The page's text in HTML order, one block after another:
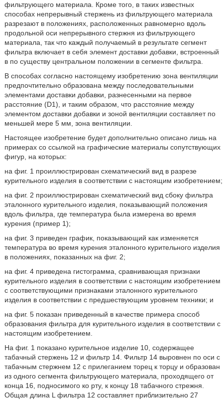
фильтрующего материала. Кроме того, в таких известных
способах непрерывный стержень из фильтрующего материала
разрезают в положениях, расположенных равномерно вдоль
продольной оси непрерывного стержня из фильтрующего
материала, так что каждый получаемый в результате сегмент
фильтра включает в себя элемент доставки добавки, встроенный
в по существу центральном положении в сегменте фильтра.
В способах согласно настоящему изобретению зона вентиляции
предпочтительно образована между последовательными
элементами доставки добавки, разнесенными на первое
расстояние (D1), и таким образом, что расстояние между
элементом доставки добавки и зоной вентиляции составляет по
меньшей мере 5 мм, зона вентиляции.
Настоящее изобретение будет дополнительно описано лишь на
примерах со ссылкой на графические материалы сопутствующих
фигур, на которых:
на фиг. 1 проиллюстрирован схематический вид в разрезе
курительного изделия в соответствии с настоящим изобретением;
на фиг. 2 проиллюстрирован схематический вид сбоку фильтра
эталонного курительного изделия, показывающий положения
вдоль фильтра, где температура была измерена во время
курения (пример 1);
на фиг. 3 приведен график, показывающий как изменяется
температура во время курения эталонного курительного изделия
в положениях, показанных на фиг. 2;
на фиг. 4 приведена гистограмма, сравнивающая признаки
курительного изделия в соответствии с настоящим изобретением
с соответствующими признаками эталонного курительного
изделия в соответствии с предшествующим уровнем техники; и
на фиг. 5 показан приведенный в качестве примера способ
образования фильтра для курительного изделия в соответствии с
настоящим изобретением.
На фиг. 1 показано курительное изделие 10, содержащее
табачный стержень 12 и фильтр 14. Фильтр 14 выровнен по оси с
табачным стержнем 12 с прилеганием торец к торцу и образован
из одного сегмента фильтрующего материала, проходящего от
конца 16, подносимого ко рту, к концу 18 табачного стрежня.
Общая длина L фильтра 12 составляет приблизительно 27